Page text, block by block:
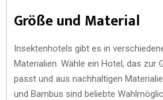
Größe und Material
Insektenhotels gibt es in
Materialien. Wähle ein Hotel, das zur
passt und aus nachhaltigen
und Bambus sind beliebte